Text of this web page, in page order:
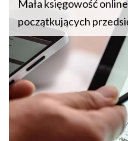
Mała księgowość
początkujących